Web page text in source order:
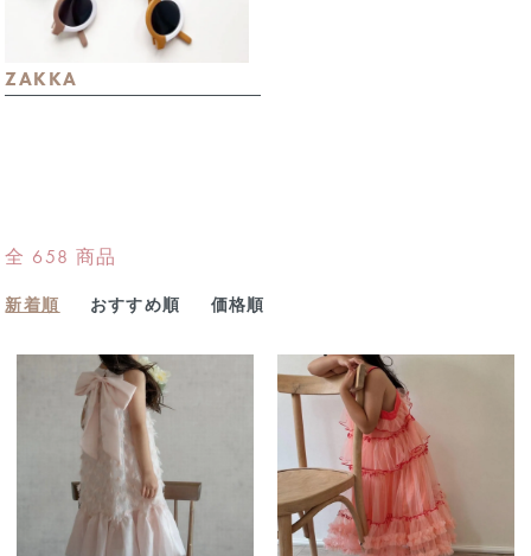
ZAKKA
全 658 商品
新着順 おすすめ順 価格順